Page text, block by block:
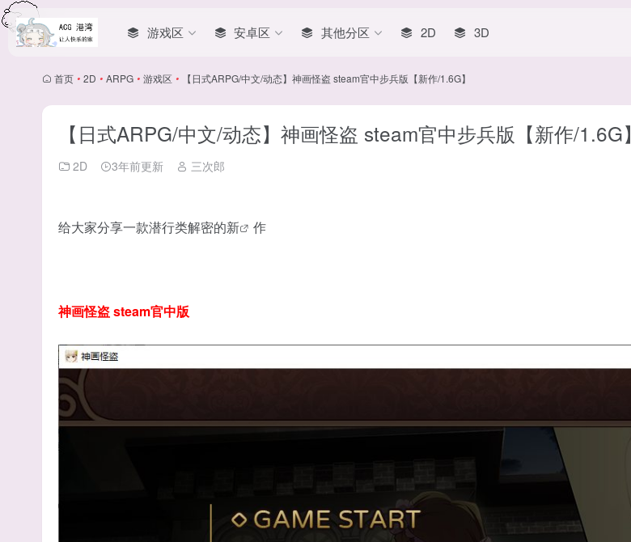
游戏区 安卓区 其他分区 2D 3D
首页 • 2D • ARPG • 游戏区 • 【日式ARPG/中文/动态】神画怪盗 steam官中步兵版【新作/1.6G】
【日式ARPG/中文/动态】神画怪盗 steam官中步兵版【新作/1.6G】
2D 3年前更新 三次郎
给大家分享一款潜行类解密的新 作
神画怪盗 steam官中版